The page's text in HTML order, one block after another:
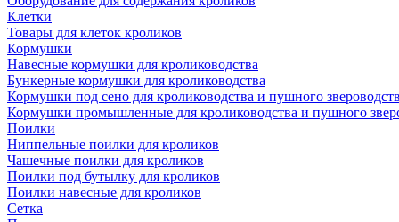
Клетки
Товары для клеток кроликов
Кормушки
Навесные кормушки для кролиководства
Бункерные кормушки для кролиководства
Кормушки под сено для кролиководства и пушного
Кормушки промышленные для кролиководства и пушного
Поилки
Ниппельные поилки для кроликов
Чашечные поилки для кроликов
Поилки под бутылку для кроликов
Поилки навесные для кроликов
Сетка